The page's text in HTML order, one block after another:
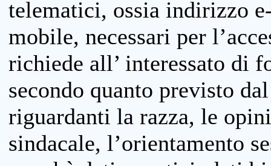
telematici, ossia indirizzo
mobile, necessari per
richiede all’ interessato di
secondo quanto previsto
riguardanti la razza, le
sindacale, l’orientamento